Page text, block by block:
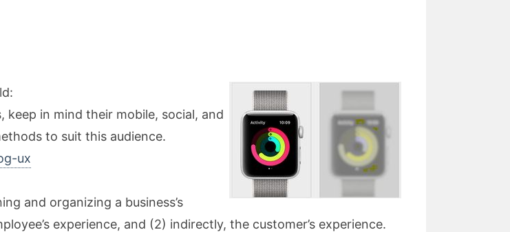
in mind their mobile, social, and
to suit this audience.
ux
and organizing a business’s
experience, and (2) indirectly, the customer’s experience.